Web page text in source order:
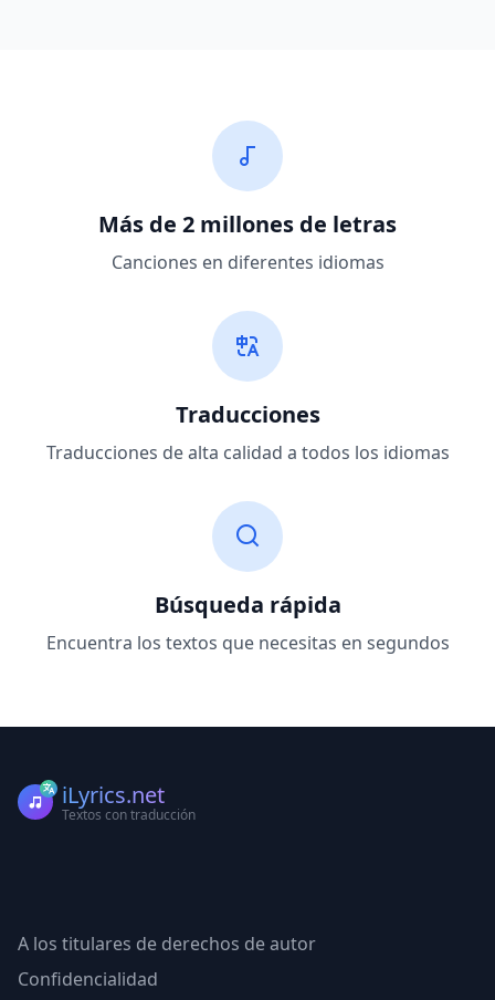
Más de 2 millones de letras
Canciones en diferentes idiomas
Traducciones
Traducciones de alta calidad a todos los idiomas
Búsqueda rápida
Encuentra los textos que necesitas en segundos
iLyrics.net
Textos con traducción
A los titulares de derechos de autor
Confidencialidad